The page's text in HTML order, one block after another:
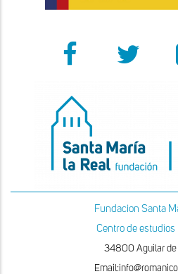
Fundacion Santa
Centro de estudios
34800 Aguilar de